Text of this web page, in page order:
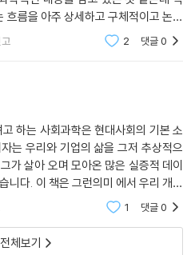
를 빚어내는 단순한 법칙을 이해하고
한다. - 리처드 플로리다, 토론토대학
계급The Rise of the Creative Clas
트는 최고의 탐정소설처럼, 동물, 도
한 양상으로 증가하는 이유를 이해하
, 자신의 탐정 활동을 통해 밝혀낸 비
생물학만이 아니라 사회와 삶까지 깊
세기 과학의 정신을 포착한 책이다.-
수,『대칭Symmetry』저자
서 독창적인 책이다. 매우 많은 분야
흐름을 아주 상세하고 구체적이고 논리
부터 어르신들까지 이 책을 읽어보면
2 댓글0
하는 사회과학은 현대사회의 기본 소
는 우리와 기업의 삶을 그저 추상적으
가 살아 오며 모아온 많은 실증적 데이
니다. 이 책은 그런의미 에서 우리 개인
의 모든 구성원이 읽어봐야할 필독서
1 댓글0
체보기